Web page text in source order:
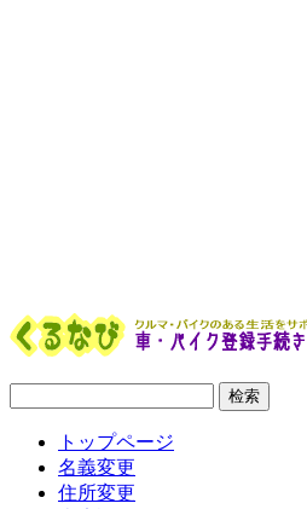
トップページ
名義変更
住所変更